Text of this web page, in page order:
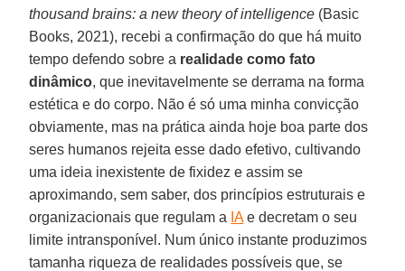
thousand brains: a new theory of intelligence (Basic
Books, 2021), recebi a confirmação do que há muito
tempo defendo sobre a realidade como fato
dinâmico, que inevitavelmente se derrama na forma
estética e do corpo. Não é só uma minha convicção
obviamente, mas na prática ainda hoje boa parte dos
seres humanos rejeita esse dado efetivo, cultivando
uma ideia inexistente de fixidez e assim se
aproximando, sem saber, dos princípios estruturais e
organizacionais que regulam a IAe decretam o seu
limite intransponível. Num único instante produzimos
tamanha riqueza de realidades possíveis que, se